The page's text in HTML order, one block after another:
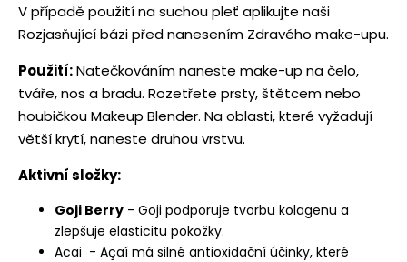
V případě použití na suchou pleť aplikujte naši
Rozjasňující bázi před nanesením Zdravého make-upu.
Použití:Natečkováním naneste make-up na čelo,
tváře, nos a bradu. Rozetřete prsty, štětcem nebo
houbičkou Makeup Blender. Na oblasti, které vyžadují
větší krytí, naneste druhou vrstvu.
Aktivní složky:
Goji Berry - Goji podporuje tvorbu kolagenu a
zlepšuje elasticitu pokožky.
Acai - Açaí má silné antioxidační účinky, které